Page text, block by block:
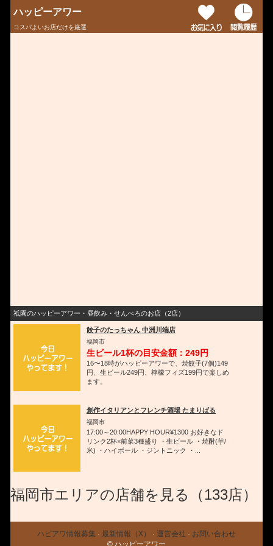
ハッピーアワー
コスパよいお店だけを厳選
祇園のハッピーアワー・昼飲み・せんべろのお店（2店）
餃子のたっちゃん 中洲川端店
福岡市
生ビール1杯の目安金額：249円
16〜18時がハッピーアワーで、焼餃子(7個)149
円、生ビール249円、檸檬フィズ199円で楽しめ
ます。
創作イタリアンとフレンチ酒場 たまりばる
福岡市
17:00～20:00HAPPY HOUR¥1300 お好きなド
リンク2杯×前菜3種盛り ・生ビール ・焼酎(芋/
米) ・ハイボール ・ジントニック ・...
福岡市エリアの店舗を見る（133店）
ハピアワ情報募集 · 最新情報（X） · 運営会社 · お問い合わせ
© ハッピーアワー